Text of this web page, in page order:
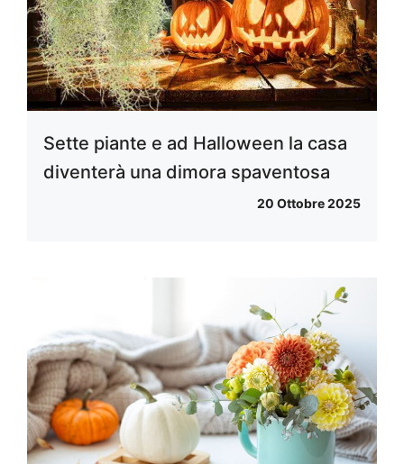
Sette piante e ad Halloween la casa
diventerà una dimora spaventosa
20 Ottobre 2025